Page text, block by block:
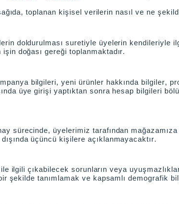
toplanan kişisel verilerin nasıl ve ne
doldurulması suretiyle üyelerin
doğası gereği toplanmaktadır.
bilgileri, yeni ürünler hakkında bilgiler,
üye girişi yaptıktan sonra hesap bilgileri
sürecinde, üyelerimiz tarafından
üçüncü kişilere açıklanmayacaktır.
ilgili çıkabilecek sorunların veya
şekilde tanımlamak ve kapsamlı demografik